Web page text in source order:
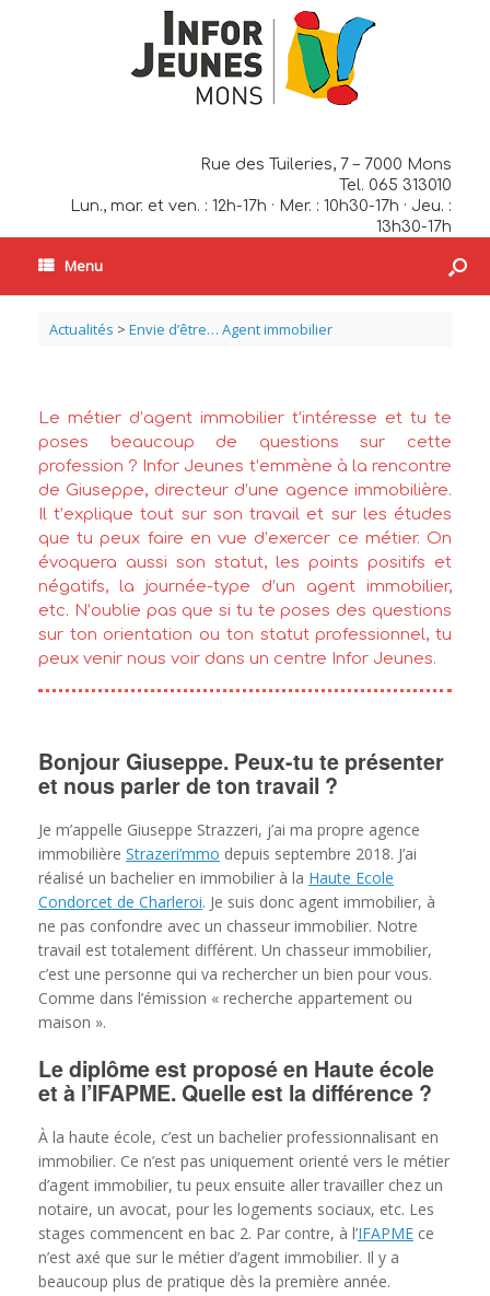
Rue des Tuileries, 7 – 7000 Mons
Tel. 065 313010
Lun., mar. et ven. : 12h-17h · Mer. : 10h30-17h · Jeu. :
13h30-17h
Menu
Actualités > Envie d’être… Agent immobilier
Le métier d’agent immobilier t’intéresse et tu te
poses beaucoup de questions sur cette
profession ? Infor Jeunes t’emmène à la rencontre
de Giuseppe, directeur d’une agence immobilière.
Il t’explique tout sur son travail et sur les études
que tu peux faire en vue d’exercer ce métier. On
évoquera aussi son statut, les points positifs et
négatifs, la journée-type d’un agent immobilier,
etc. N’oublie pas que si tu te poses des questions
sur ton orientation ou ton statut professionnel, tu
peux venir nous voir dans un centre Infor Jeunes.
Bonjour Giuseppe. Peux-tu te présenter
et nous parler de ton travail ?
Je m’appelle Giuseppe Strazzeri, j’ai ma propre agence
immobilière Strazeri’mmo depuis septembre 2018. J’ai
réalisé un bachelier en immobilier à la Haute Ecole
Condorcet de Charleroi. Je suis donc agent immobilier, à
ne pas confondre avec un chasseur immobilier. Notre
travail est totalement différent. Un chasseur immobilier,
c’est une personne qui va rechercher un bien pour vous.
Comme dans l’émission « recherche appartement ou
maison ».
Le diplôme est proposé en Haute école
et à l’IFAPME. Quelle est la différence ?
À la haute école, c’est un bachelier professionnalisant en
immobilier. Ce n’est pas uniquement orienté vers le métier
d’agent immobilier, tu peux ensuite aller travailler chez un
notaire, un avocat, pour les logements sociaux, etc. Les
stages commencent en bac 2. Par contre, à l’IFAPME ce
n’est axé que sur le métier d’agent immobilier. Il y a
beaucoup plus de pratique dès la première année.